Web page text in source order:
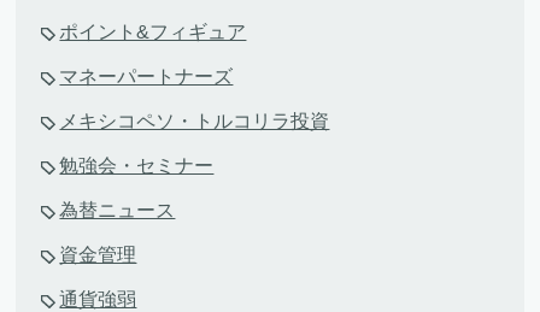
ポイント&フィギュア
マネーパートナーズ
メキシコペソ・トルコリラ投資
勉強会・セミナー
為替ニュース
資金管理
通貨強弱